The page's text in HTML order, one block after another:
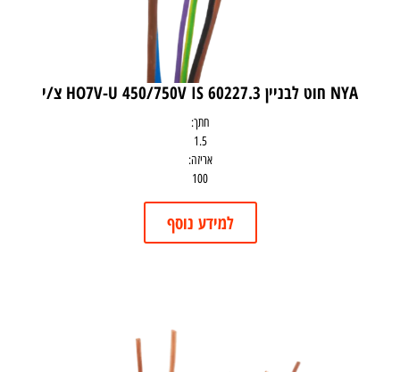
NYA חוט לבניין HO7V-U 450/750V IS 60227.3 צ/י
חתך:
1.5
אריזה:
100
למידע נוסף